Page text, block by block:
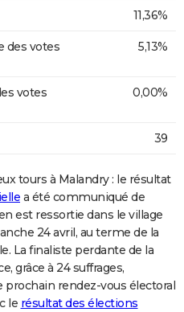
11,36%
des votes
5,13%
votes
0,00%
39
tours à Malandry : le résultat
a été communiqué de
est ressortie dans le village
24 avril, au terme de la
La finaliste perdante de la
grâce à 24 suffrages,
prochain rendez-vous électoral
le résultat des élections